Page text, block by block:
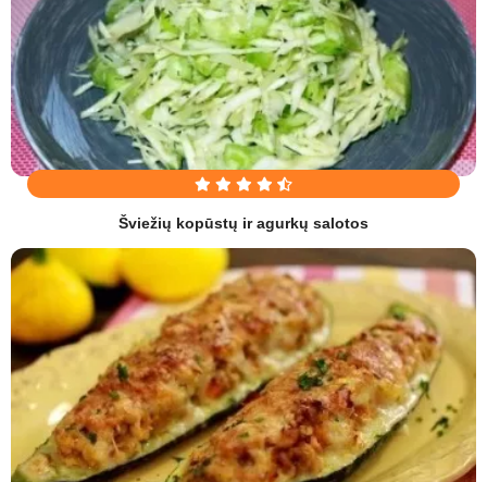
Šviežių kopūstų ir agurkų salotos